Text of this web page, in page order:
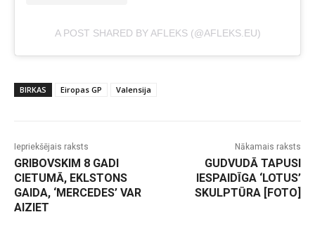
A POST SHARED BY AFLEKS (@AFLEKS.EU)
BIRKAS Eiropas GP Valensija
Iepriekšējais raksts
GRIBOVSKIM 8 GADI
CIETUMĀ, EKLSTONS
GAIDA, ‘MERCEDES’ VAR
AIZIET
Nākamais raksts
GUDVUDĀ TAPUSI
IESPAIDĪGA ‘LOTUS’
SKULPTŪRA [FOTO]